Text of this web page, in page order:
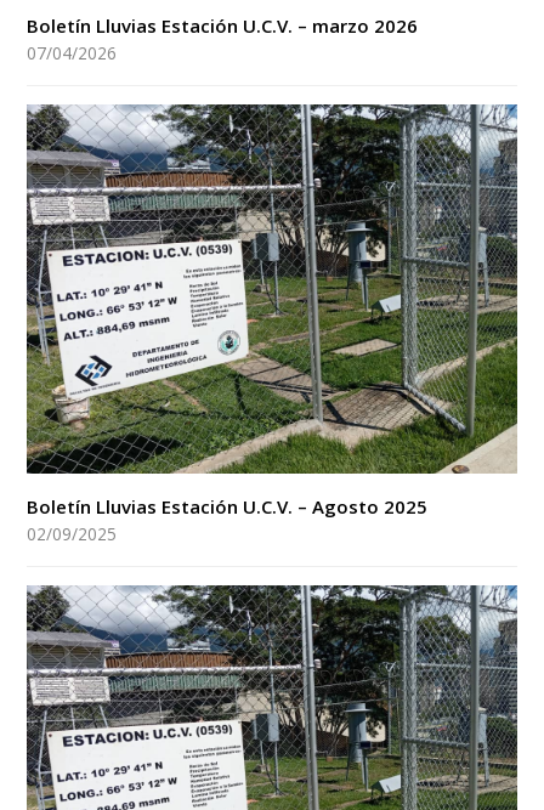
Boletín Lluvias Estación U.C.V. – marzo 2026
07/04/2026
Boletín Lluvias Estación U.C.V. – Agosto 2025
02/09/2025